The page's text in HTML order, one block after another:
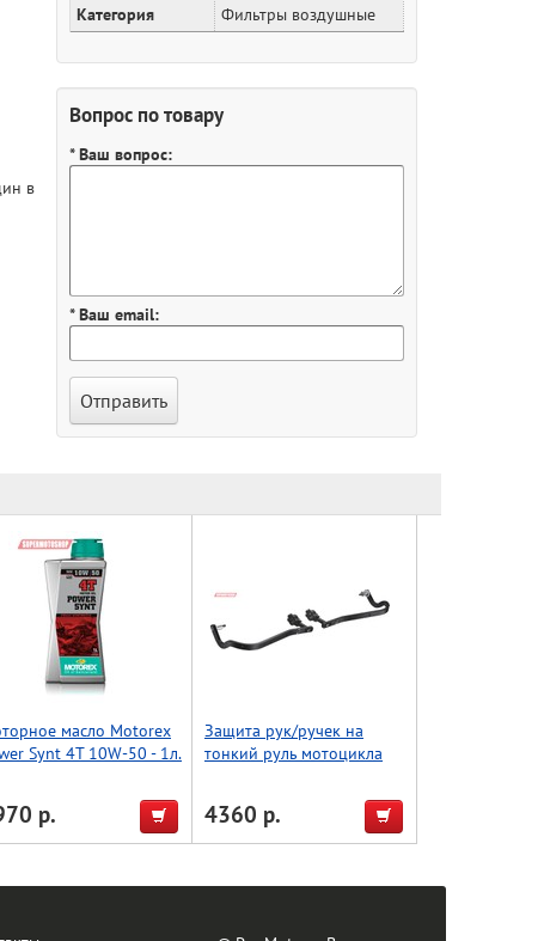
в
Категория
Фильтры воздушные
Вопрос по товару
* Ваш вопрос:
* Ваш email:
масло Motorex
Synt 4T 10W-50 - 1л.
р.
Защита рук/ручек на
тонкий руль мотоцикла
черный, Accel (Taiwan)
4360 р.